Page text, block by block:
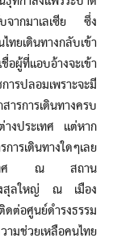
จากมาเลเซีย ซึ่ง
ยเดินทางกลับเข้า
ผู้ที่แอบอ้างจะเข้า
รปลอมเพราะจะมี
รการเดินทางครบ
างประเทศ แต่หาก
ารเดินทางใดๆเลย
ประเทศ ณ สถาน
สุลใหญ่ ณ เมือง
ต่อศูนย์ดำรงธรรม
มช่วยเหลือคนไทย